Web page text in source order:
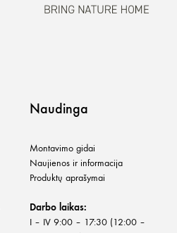
Naudinga
Montavimo gidai
Naujienos ir informacija
Produktų aprašymai
Darbo laikas:
I – IV 9:00 – 17:30 (12:00 –